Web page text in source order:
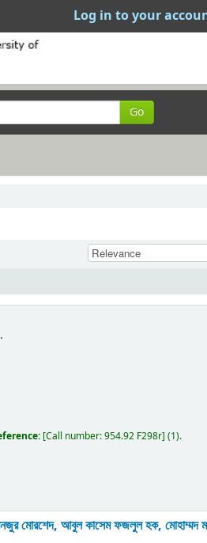
Log in to your
Go
[Call number:954.92 F298r] (1).
মোরশেদ, আবুল কাসেম ফজলুল হক, মোহাম্মদ